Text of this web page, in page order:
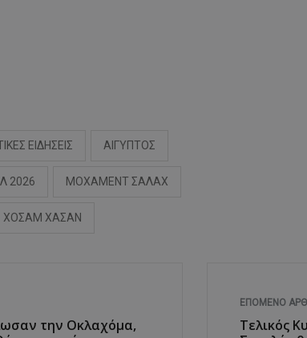
ΕΙΔΗΣΕΙΣ ΑΙΓΥΠΤΟΣ
2026 ΜΟΧΑΜΕΝΤ ΣΑΛΑΧ
ΧΟΣΑΜ ΧΑΣΑΝ
την Οκλαχόμα,
ΕΠΌΜΕΝΟ
Τελικός